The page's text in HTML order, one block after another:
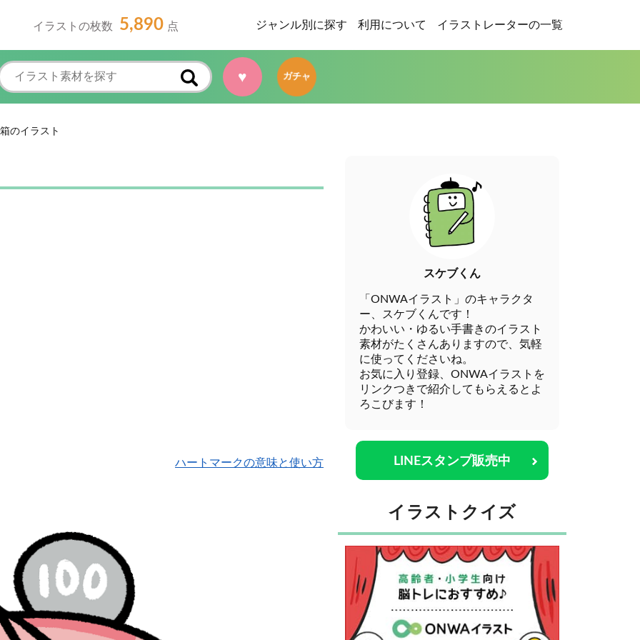
イラストの枚数 5,890 点 ジャンル別に探す 利用について イラストレーターの一覧
♥ ガチャ
のイラスト
ハートマークの意味と使い方
スケブくん
「ONWAイラスト」のキャラクタ
ー、スケブくんです！
かわいい・ゆるい手書きのイラスト
素材がたくさんありますので、気軽
に使ってくださいね。
お気に入り登録、ONWAイラストを
リンクつきで紹介してもらえるとよ
ろこびます！
LINEスタンプ販売中
イラストクイズ